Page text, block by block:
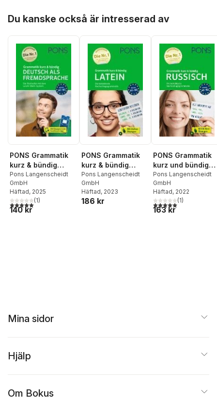
Du kanske också är intresserad av
PONS Grammatik
kurz & bündig
Deutsch als
Fremdsprache
Pons Langenscheidt
GmbH
Häftad, 2025
5,0utav 5 stjärnor. Totalt antal röster:
(1)
140 kr
PONS Grammatik
kurz & bündig
Latein
Pons Langenscheidt
GmbH
Häftad, 2023
186 kr
PONS Grammatik
kurz und bündig
Russisch
Pons Langenscheidt
GmbH
Häftad, 2022
5,0utav 5 stjärnor.
(1)
163 kr
Mina sidor
Hjälp
Om Bokus